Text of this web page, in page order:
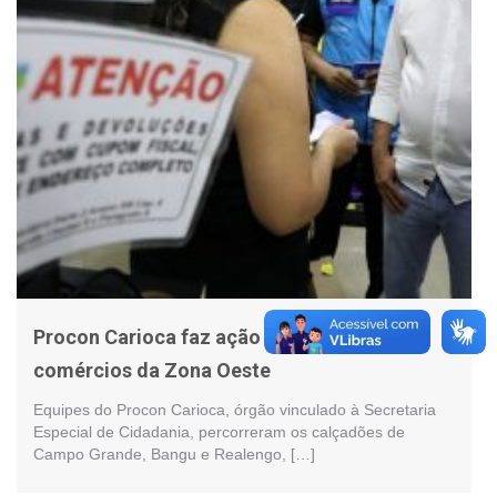
Procon Carioca faz ação educativa em
comércios da Zona Oeste
Equipes do Procon Carioca, órgão vinculado à Secretaria
Especial de Cidadania, percorreram os calçadões de
Campo Grande, Bangu e Realengo, […]